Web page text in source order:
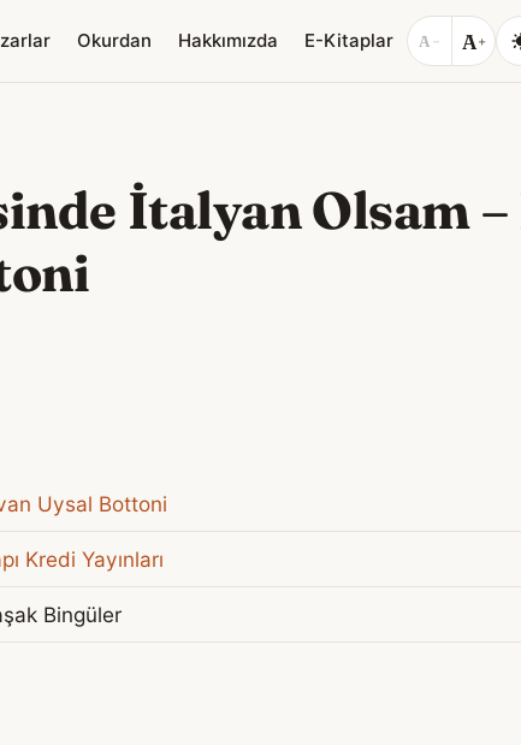
Okurdan Hakkımızda E-Kitaplar A − A+
İtalyan Olsam
Uysal Bottoni
Kredi Yayınları
Bingüler